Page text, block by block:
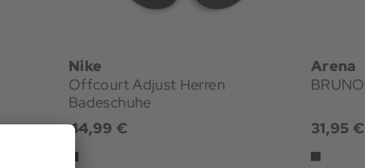
Nike
Offcourt Adjust Herren
Badeschuhe
44,99 €
Arena
31,95 €